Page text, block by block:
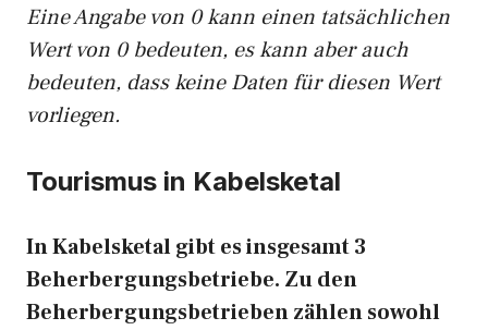
Eine Angabe von 0 kann einen tatsächlichen
Wert von 0 bedeuten, es kann aber auch
bedeuten, dass keine Daten für diesen Wert
vorliegen.
Tourismus in Kabelsketal
In Kabelsketal gibt es insgesamt 3
Beherbergungsbetriebe. Zu den
Beherbergungsbetrieben zählen sowohl